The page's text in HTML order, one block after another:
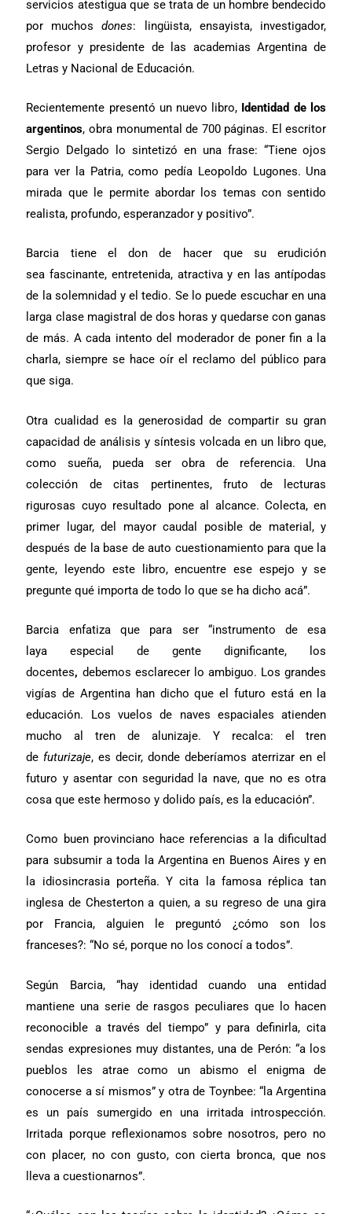
servicios atestigua que se trata de un hombre bendecido
por muchosdones: lingüista, ensayista, investigador,
profesor y presidente de las academias Argentina de
Letras y Nacional de Educación.
Recientemente presentó un nuevo libro, Identidad de los
argentinos, obra monumental de 700 páginas. El escritor
Sergio Delgado lo sintetizó en una frase: “Tiene ojos
para ver la Patria, como pedía Leopoldo Lugones. Una
mirada que le permite abordar los temas con sentido
realista, profundo, esperanzador y positivo”.
Barcia tiene el don de hacer que su erudición
sea fascinante, entretenida, atractiva y en las antípodas
de la solemnidad y el tedio. Se lo puede escuchar en una
larga clase magistral de dos horas y quedarse con ganas
de más. A cada intento del moderador de poner fin a la
charla, siempre se hace oír el reclamo del público para
que siga.
Otra cualidad es la generosidad de compartir su gran
capacidad de análisis y síntesis volcada en un libro que,
como sueña, pueda ser obra de referencia. Una
colección de citas pertinentes, fruto de lecturas
rigurosas cuyo resultado pone al alcance. Colecta, en
primer lugar, del mayor caudal posible de material, y
después de la base de auto cuestionamiento para que la
gente, leyendo este libro, encuentre ese espejo y se
pregunte qué importa de todo lo que se ha dicho acá”.
Barcia enfatiza que para ser “instrumento de esa
laya
especial de gente dignificante, los
docentes, debemos esclarecer lo ambiguo. Los grandes
vigías de Argentina han dicho que el futuro está en la
educación. Los vuelos de naves espaciales atienden
mucho al tren de alunizaje. Y recalca: el tren
de futurizaje, es decir, donde deberíamos aterrizar en el
futuro y asentar con seguridad la nave, que no es otra
cosa que este hermoso y dolido país, es la educación”.
Como buen provinciano hace referencias a la dificultad
para subsumir a toda la Argentina en Buenos Aires y en
la idiosincrasia porteña. Y cita la famosa réplica tan
inglesa de Chesterton a quien, a su regreso de una gira
por Francia, alguien le preguntó ¿cómo son los
franceses?: “No sé, porque no los conocí a todos”.
Según Barcia, “hay identidad cuando una entidad
mantiene una serie de rasgos peculiares que lo hacen
reconocible a través del tiempo” y para definirla, cita
sendas expresiones muy distantes, una de Perón: “a los
pueblos les atrae como un abismo el enigma de
conocerse a sí mismos” y otra de Toynbee: “la Argentina
es un país sumergido en una irritada introspección.
Irritada porque reflexionamos sobre nosotros, pero no
con placer, no con gusto, con cierta bronca, que nos
lleva a cuestionarnos”.